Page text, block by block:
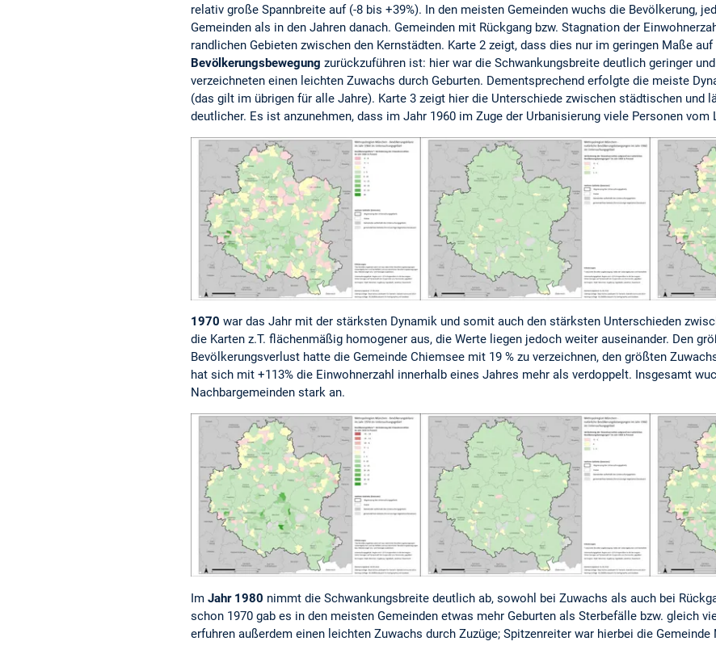
relativ große Spannbreite auf (-8 bis +39%). In den meisten Gemeinden wuchs die Bevölkerung,
Gemeinden als in den Jahren danach. Gemeinden mit Rückgang bzw. Stagnation der
randlichen Gebieten zwischen den Kernstädten. Karte 2 zeigt, dass dies nur im geringen Maße
Bevölkerungsbewegung zurückzuführen ist: hier war die Schwankungsbreite deutlich geringer
verzeichneten einen leichten Zuwachs durch Geburten. Dementsprechend erfolgte die meiste
(das gilt im übrigen für alle Jahre). Karte 3 zeigt hier die Unterschiede zwischen städtischen und
deutlicher. Es ist anzunehmen, dass im Jahr 1960 im Zuge der Urbanisierung viele Personen vom
1970 war das Jahr mit der stärksten Dynamik und somit auch den stärksten Unterschieden
die Karten z.T. flächenmäßig homogener aus, die Werte liegen jedoch weiter auseinander. Den
Bevölkerungsverlust hatte die Gemeinde Chiemsee mit 19 % zu verzeichnen, den größten
hat sich mit +113% die Einwohnerzahl innerhalb eines Jahres mehr als verdoppelt. Insgesamt
Nachbargemeinden stark an.
Im Jahr 1980 nimmt die Schwankungsbreite deutlich ab, sowohl bei Zuwachs als auch bei
schon 1970 gab es in den meisten Gemeinden etwas mehr Geburten als Sterbefälle bzw. gleich
erfuhren außerdem einen leichten Zuwachs durch Zuzüge; Spitzenreiter war hierbei die Gemeinde